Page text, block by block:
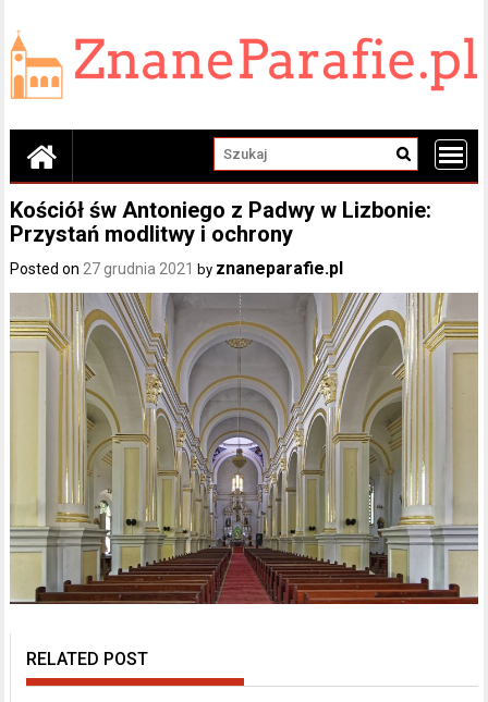
content
Kościół św Antoniego z Padwy w Lizbonie:
Przystań modlitwy i ochrony
Posted on 27 grudnia 2021 by znaneparafie.pl
RELATED POST